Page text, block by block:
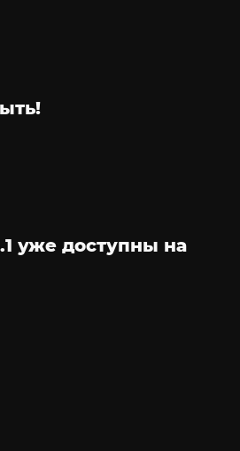
уже доступны на